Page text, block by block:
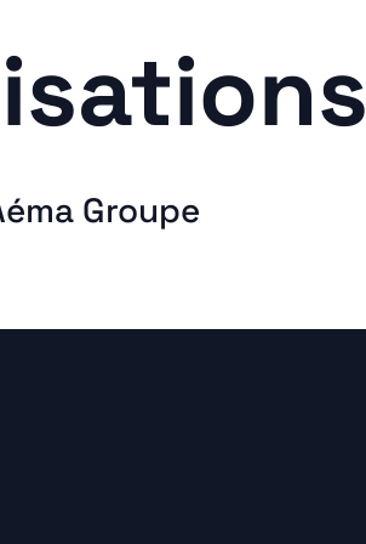
Groupe